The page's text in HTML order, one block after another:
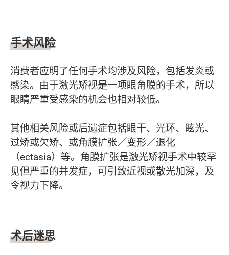
手术风险
消费者应明了任何手术均涉及风险，包括发炎或
感染。由于激光矫视是一项眼角膜的手术，所以
眼睛严重受感染的机会也相对较低。
其他相关风险或后遗症包括眼干、光环、眩光、
过矫或欠矫、或角膜扩张／变形／退化
（ectasia）等。角膜扩张是激光矫视手术中较罕
见但严重的并发症，可引致近视或散光加深，及
令视力下降。
术后迷思